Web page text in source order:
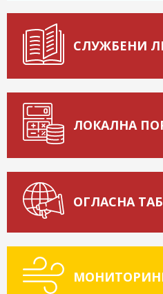
СЛУЖБЕНИ
ЛОКАЛНА
ОГЛАСНА